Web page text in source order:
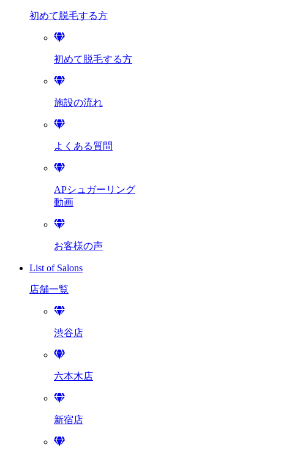
初めて脱毛する方
初めて脱毛する方
施設の流れ
よくある質問
APシュガーリング
動画
お客様の声
List of Salons
店舗一覧
渋谷店
六本木店
新宿店